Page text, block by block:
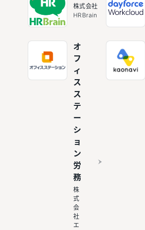
株式会社
HRBrain
オ
フ
ィ
ス
ス
テ
ー
シ
ョ
ン
労
務
株
式
会
社
エ